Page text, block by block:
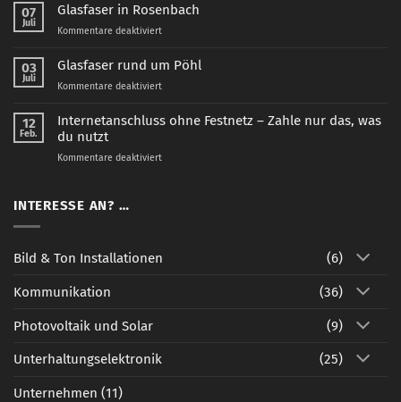
07
Juli
Glasfaser in Rosenbach
Kommentare deaktiviertfür
in
03
Juli
Glasfaser rund um Pöhl
Kommentare deaktiviertfür
rund
12
Feb.
Internetanschluss ohne Festnetz – Zahle nur das, was
du nutzt
Kommentare deaktiviertfür
das,
INTERESSE AN? …
Bild & Ton Installationen (6)
Kommunikation (36)
Photovoltaik und Solar (9)
Unterhaltungselektronik (25)
Unternehmen (11)